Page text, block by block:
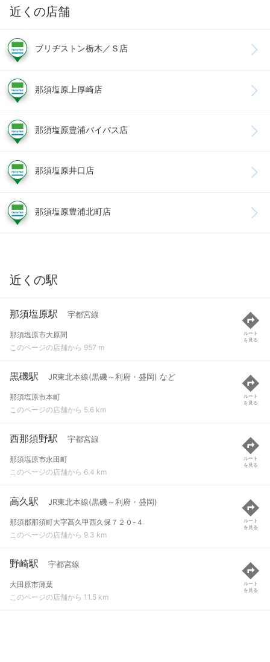
近くの店舗
ブリヂストン栃木／Ｓ店
那須塩原上厚崎店
那須塩原豊浦バイパス店
那須塩原井口店
那須塩原豊浦北町店
近くの駅
那須塩原駅 宇都宮線
那須塩原市大原間
このページの店舗から 957 m
ルート
を見る
黒磯駅 JR東北本線(黒磯～利府・盛岡) など
那須塩原市本町
このページの店舗から 5.6 km
ルート
を見る
西那須野駅 宇都宮線
那須塩原市永田町
このページの店舗から 6.4 km
ルート
を見る
高久駅 JR東北本線(黒磯～利府・盛岡)
那須郡那須町大字高久甲西久保７２０-４
このページの店舗から 9.3 km
ルート
を見る
野崎駅 宇都宮線
大田原市薄葉
このページの店舗から 11.5 km
ルート
を見る